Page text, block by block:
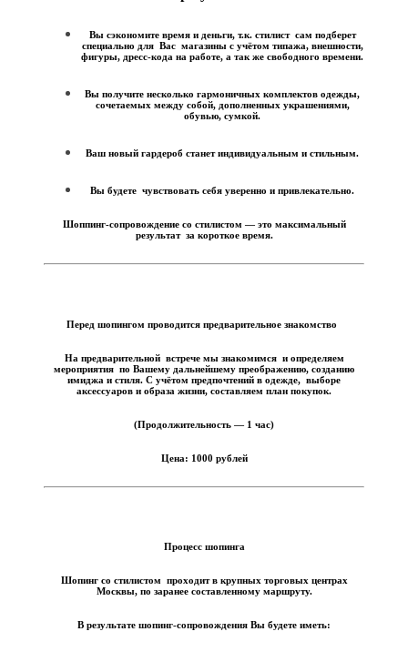
Вы сэкономите время и деньги, т.к. стилист сам подберет
специально для Вас магазины с учётом типажа, внешности,
фигуры, дресс-кода на работе, а так же свободного времени.
Вы получите несколько гармоничных комплектов одежды,
сочетаемых между собой, дополненных украшениями,
обувью, сумкой.
Ваш новый гардероб станет индивидуальным и стильным.
Вы будете чувствовать себя уверенно и привлекательно.
Шоппинг-сопровождение со стилистом — это максимальный
результат за короткое время.
Перед шопингом проводится предварительное знакомство
На предварительной встрече мы знакомимся и определяем
мероприятия по Вашему дальнейшему преображению, созданию
имиджа и стиля. С учётом предпочтений в одежде, выборе
аксессуаров и образа жизни, составляем план покупок.
(Продолжительность — 1 час)
Цена: 1000 рублей
Процесс шопинга
Шопинг со стилистом проходит в крупных торговых центрах
Москвы, по заранее составленному маршруту.
В результате шопинг-сопровождения Вы будете иметь: